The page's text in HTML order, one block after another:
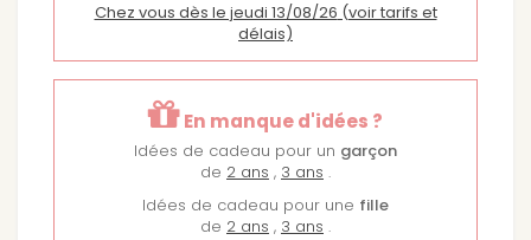
Chez vous dès le jeudi 13/08/26 (voir tarifs et
délais)
En manque d'idées ?
Idées de cadeau pour un garçon
de 2 ans , 3 ans .
Idées de cadeau pour une fille
de 2 ans , 3 ans .